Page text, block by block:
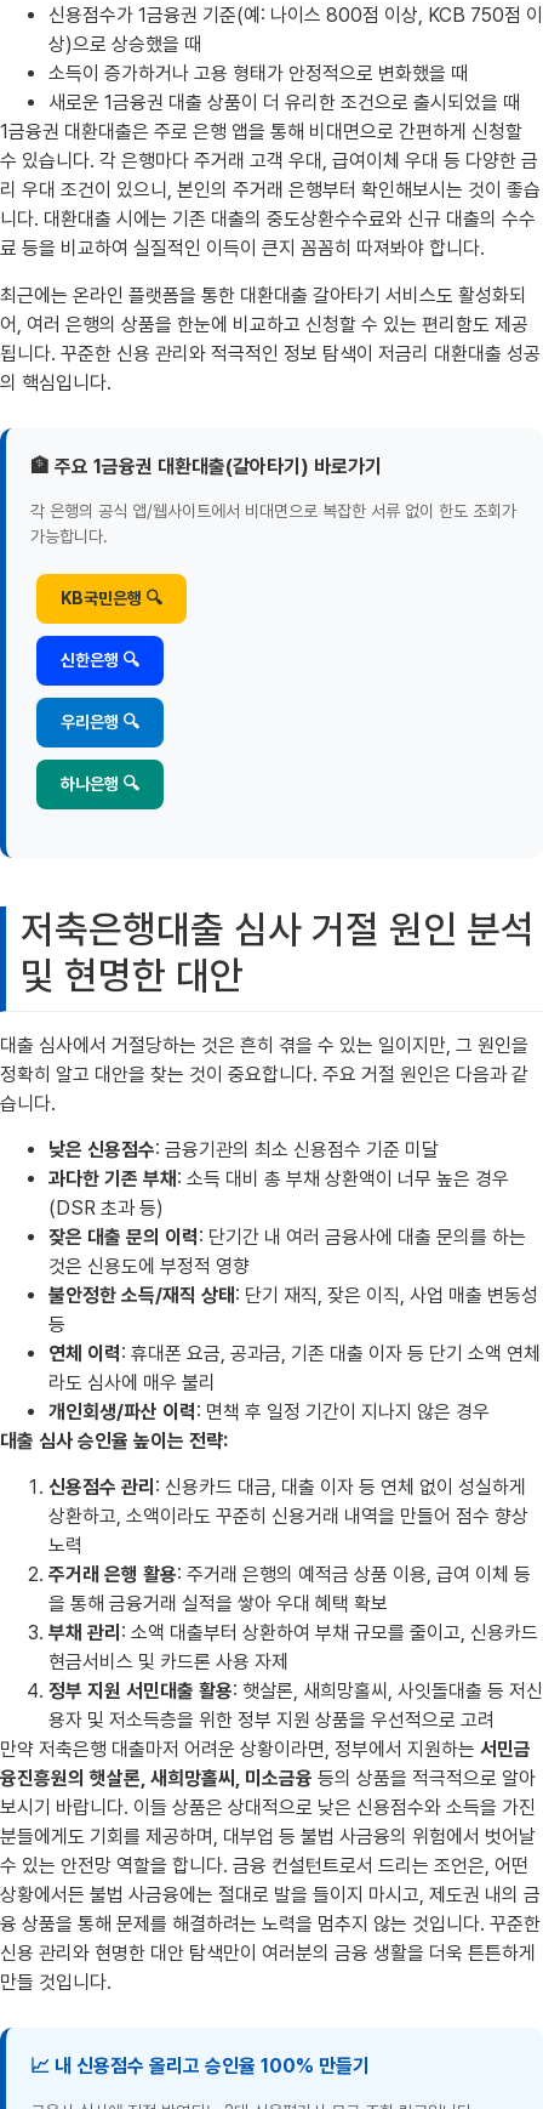
신용점수가 1금융권 기준(예: 나이스 800점 이상, KCB 750점 이
상)으로 상승했을 때
소득이 증가하거나 고용 형태가 안정적으로 변화했을 때
새로운 1금융권 대출 상품이 더 유리한 조건으로 출시되었을 때
1금융권 대환대출은 주로 은행 앱을 통해 비대면으로 간편하게 신청할
수 있습니다. 각 은행마다 주거래 고객 우대, 급여이체 우대 등 다양한 금
리 우대 조건이 있으니, 본인의 주거래 은행부터 확인해보시는 것이 좋습
니다. 대환대출 시에는 기존 대출의 중도상환수수료와 신규 대출의 수수
료 등을 비교하여 실질적인 이득이 큰지 꼼꼼히 따져봐야 합니다.
최근에는 온라인 플랫폼을 통한 대환대출 갈아타기 서비스도 활성화되
어, 여러 은행의 상품을 한눈에 비교하고 신청할 수 있는 편리함도 제공
됩니다. 꾸준한 신용 관리와 적극적인 정보 탐색이 저금리 대환대출 성공
의 핵심입니다.
🏦 주요 1금융권 대환대출(갈아타기) 바로가기
각 은행의 공식 앱/웹사이트에서 비대면으로 복잡한 서류 없이 한도 조회가
가능합니다.
KB국민은행 🔍
신한은행 🔍
우리은행 🔍
하나은행 🔍
저축은행대출 심사 거절 원인 분석
및 현명한 대안
대출 심사에서 거절당하는 것은 흔히 겪을 수 있는 일이지만, 그 원인을
정확히 알고 대안을 찾는 것이 중요합니다. 주요 거절 원인은 다음과 같
습니다.
낮은 신용점수: 금융기관의 최소 신용점수 기준 미달
과다한 기존 부채 : 소득 대비 총 부채 상환액이 너무 높은 경우
(DSR 초과 등)
잦은 대출 문의 이력: 단기간 내 여러 금융사에 대출 문의를 하는
것은 신용도에 부정적 영향
불안정한 소득/재직 상태 : 단기 재직, 잦은 이직, 사업 매출 변동성
등
연체 이력: 휴대폰 요금, 공과금, 기존 대출 이자 등 단기 소액 연체
라도 심사에 매우 불리
개인회생/파산 이력: 면책 후 일정 기간이 지나지 않은 경우
대출 심사 승인율 높이는 전략:
신용점수 관리 : 신용카드 대금, 대출 이자 등 연체 없이 성실하게
상환하고, 소액이라도 꾸준히 신용거래 내역을 만들어 점수 향상
노력
주거래 은행 활용: 주거래 은행의 예적금 상품 이용, 급여 이체 등
을 통해 금융거래 실적을 쌓아 우대 혜택 확보
부채 관리 : 소액 대출부터 상환하여 부채 규모를 줄이고, 신용카드
현금서비스 및 카드론 사용 자제
정부 지원 서민대출 활용: 햇살론, 새희망홀씨, 사잇돌대출 등 저신
용자 및 저소득층을 위한 정부 지원 상품을 우선적으로 고려
만약 저축은행 대출마저 어려운 상황이라면, 정부에서 지원하는 서민금
융진흥원의 햇살론, 새희망홀씨, 미소금융 등의 상품을 적극적으로 알아
보시기 바랍니다. 이들 상품은 상대적으로 낮은 신용점수와 소득을 가진
분들에게도 기회를 제공하며, 대부업 등 불법 사금융의 위험에서 벗어날
수 있는 안전망 역할을 합니다. 금융 컨설턴트로서 드리는 조언은, 어떤
상황에서든 불법 사금융에는 절대로 발을 들이지 마시고, 제도권 내의 금
융 상품을 통해 문제를 해결하려는 노력을 멈추지 않는 것입니다. 꾸준한
신용 관리와 현명한 대안 탐색만이 여러분의 금융 생활을 더욱 튼튼하게
만들 것입니다.
📈 내 신용점수 올리고 승인율 100% 만들기